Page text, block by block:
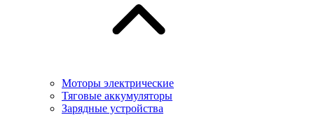
Моторы электрические
Тяговые аккумуляторы
Зарядные устройства